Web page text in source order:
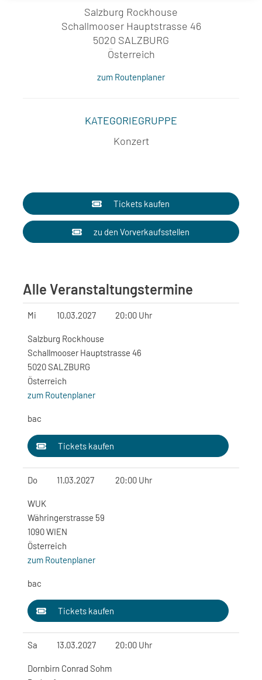
Salzburg Rockhouse
Schallmooser Hauptstrasse 46
5020 SALZBURG
Österreich
zum Routenplaner
KATEGORIEGRUPPE
Konzert
Tickets kaufen
zu den Vorverkaufsstellen
Alle Veranstaltungstermine
Mi 10.03.2027 20:00 Uhr
Salzburg Rockhouse
Schallmooser Hauptstrasse 46
5020 SALZBURG
Österreich
zum Routenplaner
bac
Tickets kaufen
Do 11.03.2027 20:00 Uhr
WUK
Währingerstrasse 59
1090 WIEN
Österreich
zum Routenplaner
bac
Tickets kaufen
Sa 13.03.2027 20:00 Uhr
Dornbirn Conrad Sohm